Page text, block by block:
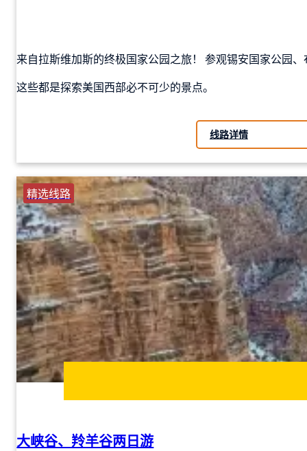
来自拉斯维加斯的终极国家公园之旅！ 参观锡安国家公园
这些都是探索美国西部必不可少的景点。
线路详情
精选线路
大峡谷、羚羊谷两日游